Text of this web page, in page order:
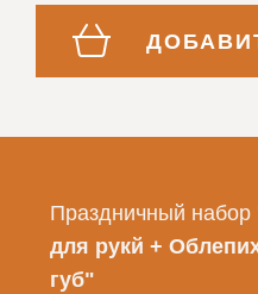
Праздничный набор
для рукй +
губ"